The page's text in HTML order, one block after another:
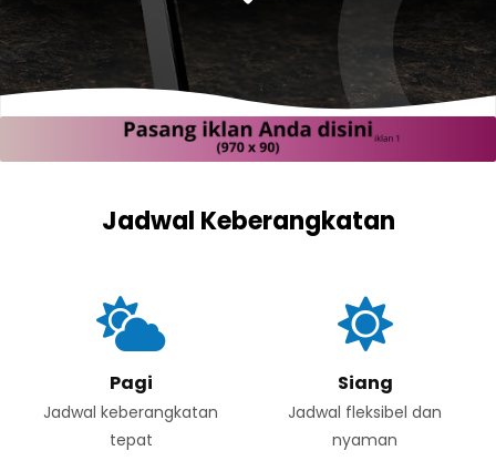
Jadwal Keberangkatan
Pagi
Jadwal keberangkatan
tepat
Siang
Jadwal fleksibel dan
nyaman